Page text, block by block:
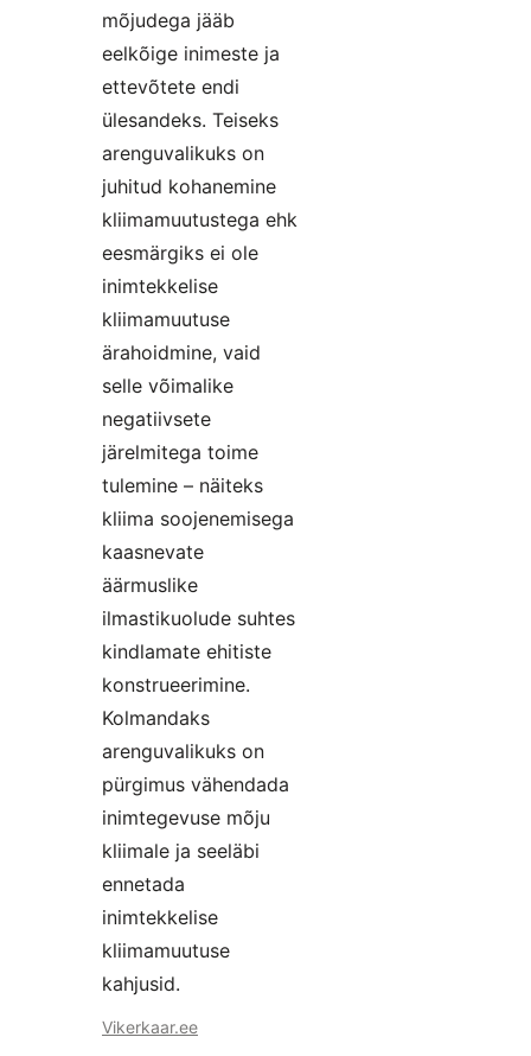
mõjudega jääb
eelkõige inimeste ja
ettevõtete endi
ülesandeks. Teiseks
arenguvalikuks on
juhitud kohanemine
kliimamuutustega ehk
eesmärgiks ei ole
inimtekkelise
kliimamuutuse
ärahoidmine, vaid
selle võimalike
negatiivsete
järelmitega toime
tulemine – näiteks
kliima soojenemisega
kaasnevate
äärmuslike
ilmastikuolude suhtes
kindlamate ehitiste
konstrueerimine.
Kolmandaks
arenguvalikuks on
pürgimus vähendada
inimtegevuse mõju
kliimale ja seeläbi
ennetada
inimtekkelise
kliimamuutuse
kahjusid.
Vikerkaar.ee